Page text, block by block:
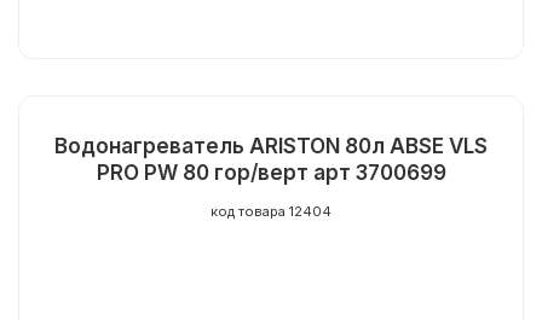
Водонагреватель ARISTON 80л ABSE VLS
PRO PW 80 гор/верт арт 3700699
код товара 12404